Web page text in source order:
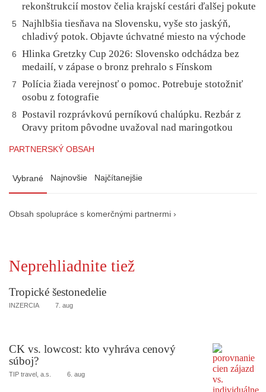
rekonštrukcií mostov čelia krajskí cestári ďalšej pokute
5
Najhlbšia tiesňava na Slovensku, vyše sto jaskýň,
chladivý potok. Objavte úchvatné miesto na východe
6
Hlinka Gretzky Cup 2026: Slovensko odchádza bez
medailí, v zápase o bronz prehralo s Fínskom
7
Polícia žiada verejnosť o pomoc. Potrebuje stotožniť
osobu z fotografie
8
Postavil rozprávkovú perníkovú chalúpku. Rezbár z
Oravy pritom pôvodne uvažoval nad maringotkou
PARTNERSKÝ OBSAH
Vybrané Najnovšie Najčítanejšie
Obsah spolupráce s komerčnými partnermi ›
Neprehliadnite tiež
Tropické šestonedelie
INZERCIA 7. aug
CK vs. lowcost: kto vyhráva cenový
súboj?
TIP travel, a.s. 6. aug